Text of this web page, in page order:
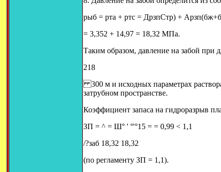
pыб = pта + pтс = ДpзпСтр) +
= 3,352 + 14,97 = 18,32 МПа.
Таким образом, давление на забой при
218
300 м и исходных параметрах
затрубном пространстве.
Коэффициент запаса на гидроразрыв
ЗП = ^ = Ш° ' °'°15 = = 0,99 < 1,1
/?заб 18,32 18,32
(по регламенту ЗП = 1,1).